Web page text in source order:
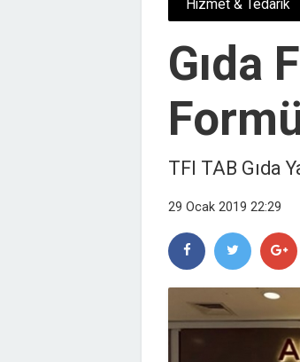
Hizmet & Tedarik
Gıda
TFI TAB Gıda
29 Ocak 2019 22:29